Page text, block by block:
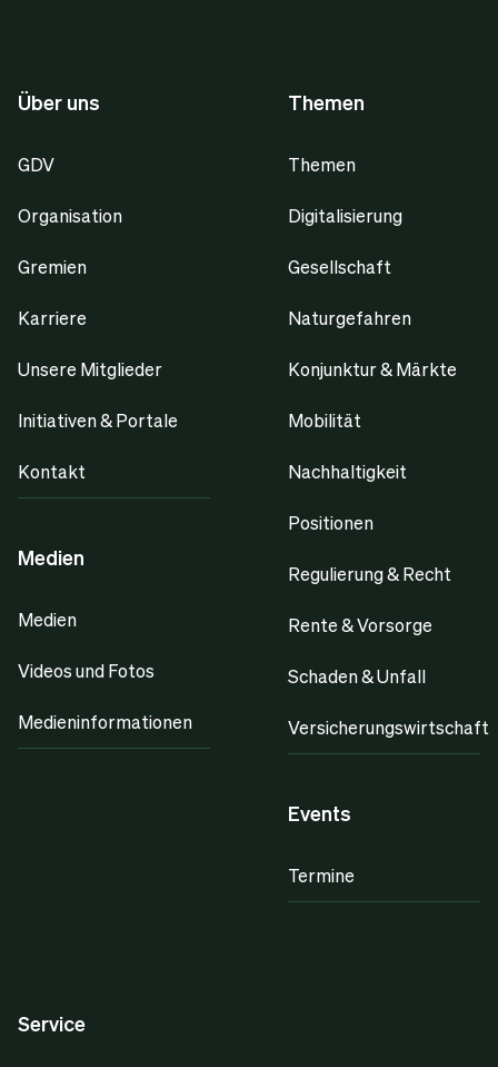
Über uns
GDV
Organisation
Gremien
Karriere
Unsere Mitglieder
Initiativen & Portale
Kontakt
Medien
Medien
Videos und Fotos
Medieninformationen
Themen
Themen
Digitalisierung
Gesellschaft
Naturgefahren
Konjunktur & Märkte
Mobilität
Nachhaltigkeit
Positionen
Regulierung & Recht
Rente & Vorsorge
Schaden & Unfall
Versicherungswirtschaft
Events
Termine
Service